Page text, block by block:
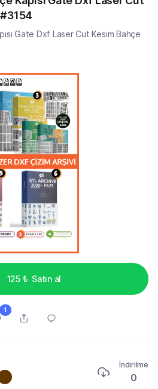
#3154
Gate Dxf Laser Cut Kesim Bahçe
125 ₺ Satın al
1
İndirilme
0